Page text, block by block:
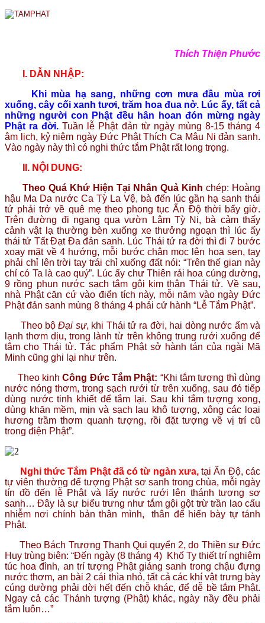
Thích Thiện Phước
I. DẪN NHẬP:
Khi mùa hạ sang, những cơn mưa đầu mùa rơi
xuống, cây cối xanh tươi, trăm hoa đua nở. Lúc ấy, tất cả
những người con Phật đều hân hoan đón mừng ngày
Phật ra đời. Tuần lễ Phật đản từ ngày mùng 8-15 tháng 4
âm lịch, kỷ niệm ngày Đức Phật Thích Ca Mâu Ni đản sanh.
Vào ngày này thì có nghi thức tắm Phật rất long trọng.
II. NỘI DUNG:
Theo Quá Khứ Hiện Tại Nhân Quả Kinh chép: Hoàng
hậu Ma Da nước Ca Tỳ La Vệ, bà đến lúc gần hạ sanh thái
tử phải trở về quê mẹ theo phong tục Ấn Độ thời bấy giờ.
Trên đường đi ngang qua vườn Lâm Tỳ Ni, bà cảm thấy
cảnh vật lạ thường bèn xuống xe thưởng ngoạn thì lúc ấy
thái tử Tất Đạt Đa đản sanh. Lúc Thái tử ra đời thì đi 7 bước
xoay mặt về 4 hướng, mỗi bước chân mọc lên hoa sen, tay
phải chỉ lên trời tay trái chỉ xuống đất nói: “Trên thế gian này
chỉ có Ta là cao quý”. Lúc ấy chư Thiên rải hoa cúng dường,
9 rồng phun nước sạch tắm gội kim thân Thái tử. Về sau,
nhà Phật căn cứ vào điển tích này, mỗi năm vào ngày Đức
Phật đản sanh mùng 8 tháng 4 phải cử hành “Lễ Tắm Phật”.
Theo bộĐại sự, khi Thái tử ra đời, hai dòng nước ấm và
lạnh thơm dịu, trong lành từ trên không trung rưới xuống để
tắm cho Thái tử. Tác phẩm Phật sở hành tán của ngài Mã
Minh cũng ghi lại như trên.
Theo kinh Công Đức Tắm Phật: “Khi tắm tượng thì dùng
nước nóng thơm, trong sạch rưới từ trên xuống, sau đó tiếp
dùng nước tinh khiết để tắm lại. Sau khi tắm tượng xong,
dùng khăn mềm, mịn và sạch lau khô tượng, xông các loại
hương trầm thơm quanh tượng, rồi đặt tượng về vị trí cũ
trong điện Phật”.
Nghi thức Tắm Phật đã có từ ngàn xưa,tại Ấn Độ, các
tự viên thường để tượng Phật sơ sanh trong chùa, mỗi ngày
tín đồ đến lễ Phật và lấy nước rưới lên thánh tượng sơ
sanh… Đây là sự biểu trưng như tắm gội gột trừ trần lao cấu
nhiễm nơi chính bản thân mình, thân để hiển bày tự tánh
Phật.
Theo Bách Trượng Thanh Qui quyển 2, do Thiền sư Đức
Huy trùng biên: “Đến ngày (8 tháng 4) Khố Ty thiết trí nghiêm
túc hoa đình, an trí tượng Phật giáng sanh trong chậu đựng
nước thơm, an bài 2 cái thìa nhỏ, tất cả các khí vật trưng bày
cúng dường phải dời hết đến chỗ khác, để dễ bề tắm Phật.
Ngay cả các Thánh tượng (Phật) khác, ngày nầy đều phải
tắm luôn…”